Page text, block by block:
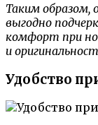
Таким образом,
выгодно
комфорт при
и
Удобство